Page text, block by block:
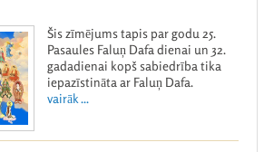
Šis zīmējums tapis par godu 25.
Pasaules Faluņ Dafa dienai un 32.
gadadienai kopš sabiedrība tika
iepazīstināta ar Faluņ Dafa.
vairāk ...